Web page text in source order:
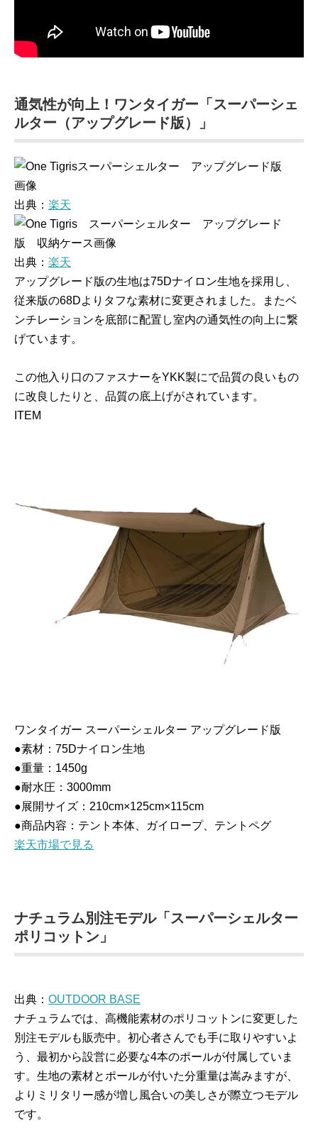
通気性が向上！ワンタイガー「スーパーシェ
ルター（アップグレード版）」
出典： 楽天
出典： 楽天
アップグレード版の生地は75Dナイロン生地を採用し、
従来版の68Dよりタフな素材に変更されました。またベ
ンチレーションを底部に配置し室内の通気性の向上に繋
げています。
この他入り口のファスナーをYKK製にで品質の良いもの
に改良したりと、品質の底上げがされています。
ITEM
ワンタイガー スーパーシェルター アップグレード版
●素材：75Dナイロン生地
●重量：1450g
●耐水圧：3000mm
●展開サイズ：210cm×125cm×115cm
●商品内容：テント本体、ガイロープ、テントペグ
楽天市場で見る
ナチュラム別注モデル「スーパーシェルター
ポリコットン」
出典： OUTDOOR BASE
ナチュラムでは、高機能素材のポリコットンに変更した
別注モデルも販売中。初心者さんでも手に取りやすいよ
う、最初から設営に必要な4本のポールが付属していま
す。生地の素材とポールが付いた分重量は嵩みますが、
よりミリタリー感が増し風合いの美しさが際立つモデル
です。